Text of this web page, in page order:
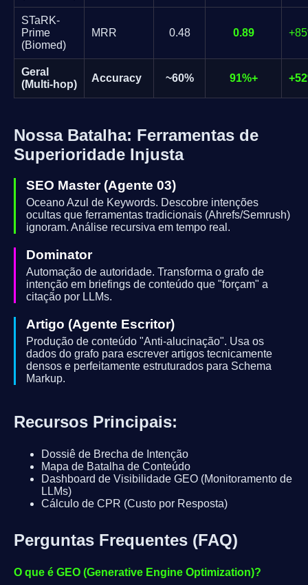
STaRK-
Prime
(Biomed)
MRR 0.48 0.89
Geral
(Multi-hop)
Accuracy ~60% 91%+
Nossa Batalha: Ferramentas de
Superioridade Injusta
SEO Master (Agente 03)
Oceano Azul de Keywords. Descobre intenções
ocultas que ferramentas tradicionais (Ahrefs/Semrush)
ignoram. Análise recursiva em tempo real.
Dominator
Automação de autoridade. Transforma o grafo de
intenção em briefings de conteúdo que "forçam" a
citação por LLMs.
Artigo (Agente Escritor)
Produção de conteúdo "Anti-alucinação". Usa os
dados do grafo para escrever artigos tecnicamente
densos e perfeitamente estruturados para Schema
Markup.
Recursos Principais:
Dossiê de Brecha de Intenção
Mapa de Batalha de Conteúdo
Dashboard de Visibilidade GEO (Monitoramento de
LLMs)
Cálculo de CPR (Custo por Resposta)
Perguntas Frequentes (FAQ)
O que é GEO (Generative Engine Optimization)?